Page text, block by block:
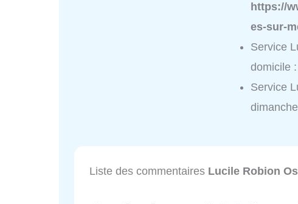
https://
es-sur-
Service
domicile :
Service
Liste des commentaires Lucile Robion